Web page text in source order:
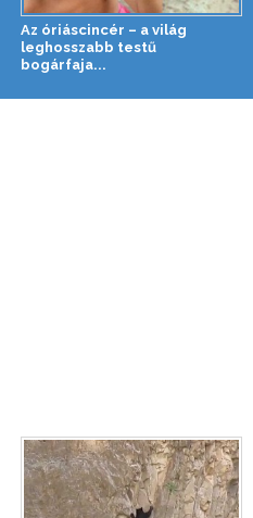
Az óriáscincér – a világ
leghosszabb testű
bogárfaja...